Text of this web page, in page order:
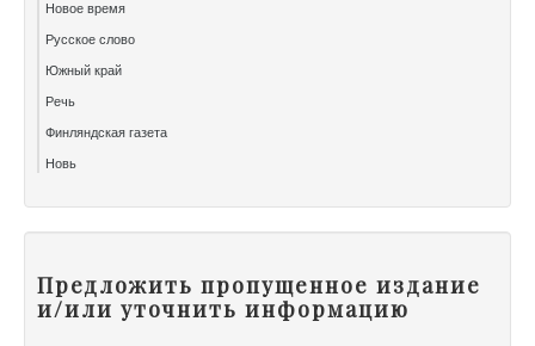
Новое время
Русское слово
Южный край
Речь
Финляндская газета
Новь
Предложить пропущенное издание
и/или уточнить информацию